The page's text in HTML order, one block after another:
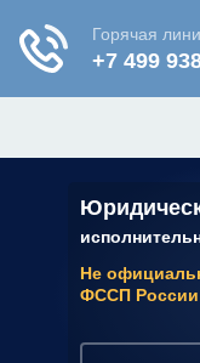
Не
ФССП России
✆ 7 (800)